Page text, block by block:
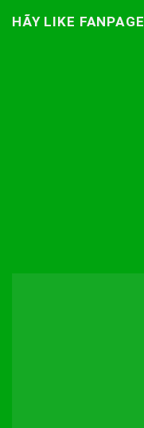
HÃY LIKE FANPAGE